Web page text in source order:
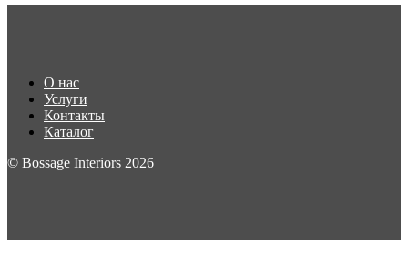
О нас
Услуги
Контакты
Каталог
© Bossage Interiors 2026